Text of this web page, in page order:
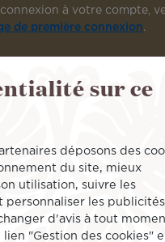
à votre compte,
de première connexion.
Club Tiare
sur ce
déposons des
du site, mieux
utilisation, suivre les
personnaliser les publicités.
d'avis à tout
"Gestion des cookies"